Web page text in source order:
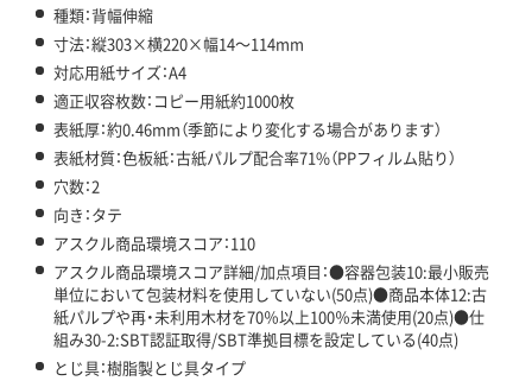
種類：背幅伸縮
寸法：縦303×横220×幅14～114mm
対応用紙サイズ：A4
適正収容枚数：コピー用紙約1000枚
表紙厚：約0.46mm（季節により変化する場合があります）
表紙材質：色板紙：古紙パルプ配合率71%（PPフィルム貼り）
穴数：2
向き：タテ
アスクル商品環境スコア：110
アスクル商品環境スコア詳細/加点項目：●容器包装10:最小販売
単位において包装材料を使用していない(50点)●商品本体12:古
紙パルプや再・未利用木材を70％以上100％未満使用(20点)●仕
組み30-2:SBT認証取得/SBT準拠目標を設定している(40点)
とじ具：樹脂製とじ具タイプ